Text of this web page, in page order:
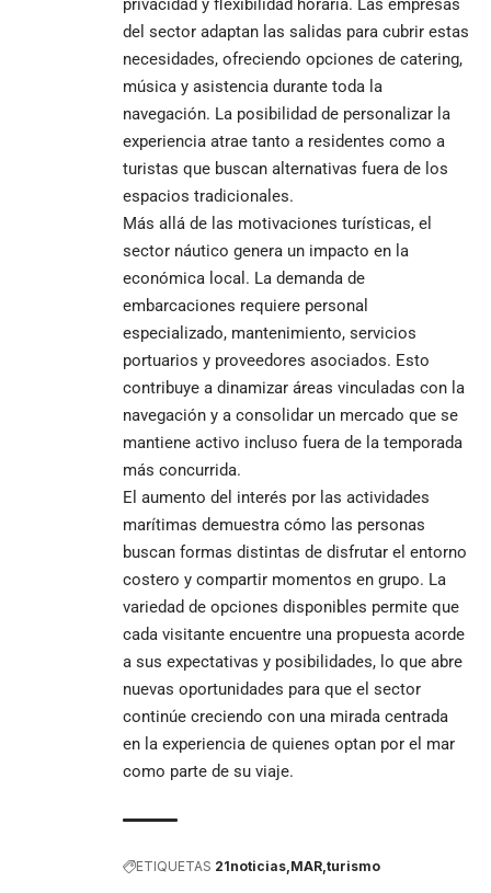
privacidad y flexibilidad horaria. Las empresas
del sector adaptan las salidas para cubrir estas
necesidades, ofreciendo opciones de catering,
música y asistencia durante toda la
navegación. La posibilidad de personalizar la
experiencia atrae tanto a residentes como a
turistas que buscan alternativas fuera de los
espacios tradicionales.
Más allá de las motivaciones turísticas, el
sector náutico genera un impacto en la
económica local. La demanda de
embarcaciones requiere personal
especializado, mantenimiento, servicios
portuarios y proveedores asociados. Esto
contribuye a dinamizar áreas vinculadas con la
navegación y a consolidar un mercado que se
mantiene activo incluso fuera de la temporada
más concurrida.
El aumento del interés por las actividades
marítimas demuestra cómo las personas
buscan formas distintas de disfrutar el entorno
costero y compartir momentos en grupo. La
variedad de opciones disponibles permite que
cada visitante encuentre una propuesta acorde
a sus expectativas y posibilidades, lo que abre
nuevas oportunidades para que el sector
continúe creciendo con una mirada centrada
en la experiencia de quienes optan por el mar
como parte de su viaje.
ETIQUETAS 21noticias MAR turismo